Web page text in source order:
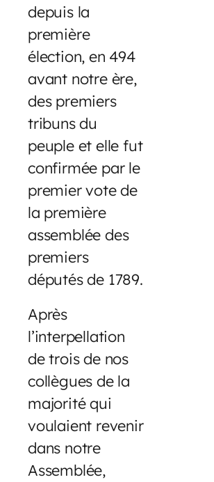
depuis la
première
élection, en 494
avant notre ère,
des premiers
tribuns du
peuple et elle fut
confirmée par le
premier vote de
la première
assemblée des
premiers
députés de 1789.
Après
l’interpellation
de trois de nos
collègues de la
majorité qui
voulaient revenir
dans notre
Assemblée,